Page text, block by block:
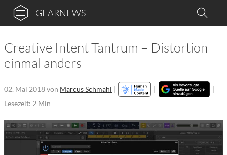
GEARNEWS
Creative Intent Tantrum – Distortion
einmal anders
02. Mai 2018von Marcus Schmahl | |
|
Lesezeit: 2 Min